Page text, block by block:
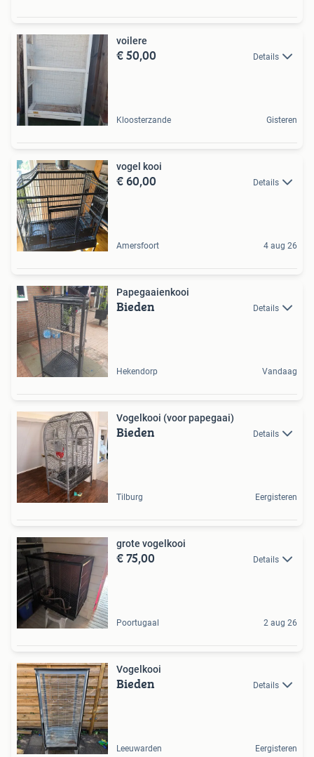
voilere
€ 50,00 Details
Kloosterzande Gisteren
vogel kooi
€ 60,00 Details
Amersfoort 4 aug 26
Papegaaienkooi
Bieden Details
Hekendorp Vandaag
Vogelkooi (voor papegaai)
Bieden Details
Tilburg Eergisteren
grote vogelkooi
€ 75,00 Details
Poortugaal 2 aug 26
Vogelkooi
Bieden Details
Leeuwarden Eergisteren